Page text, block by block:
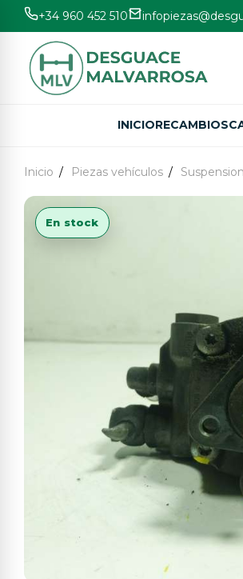
+34 960 452 510
INICIORECAMBIOS
Inicio Piezas vehículos
En stock